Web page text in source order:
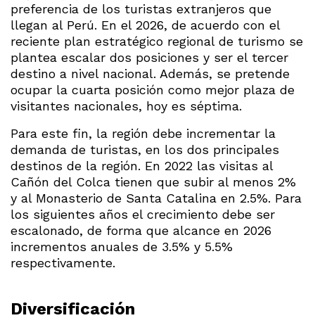
preferencia de los turistas extranjeros que
llegan al Perú. En el 2026, de acuerdo con el
reciente plan estratégico regional de turismo se
plantea escalar dos posiciones y ser el tercer
destino a nivel nacional. Además, se pretende
ocupar la cuarta posición como mejor plaza de
visitantes nacionales, hoy es séptima.
Para este fin, la región debe incrementar la
demanda de turistas, en los dos principales
destinos de la región. En 2022 las visitas al
Cañón del Colca tienen que subir al menos 2%
y al Monasterio de Santa Catalina en 2.5%. Para
los siguientes años el crecimiento debe ser
escalonado, de forma que alcance en 2026
incrementos anuales de 3.5% y 5.5%
respectivamente.
Diversificación